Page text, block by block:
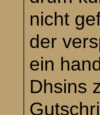
nicht
der
ein
Dhsins